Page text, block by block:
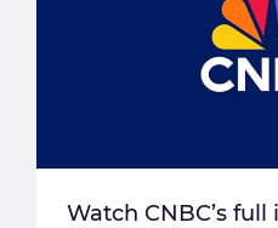
Watch CNBC’s